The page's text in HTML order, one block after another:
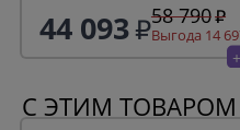
44 093 58 790
Выгода 14
С ЭТИМ